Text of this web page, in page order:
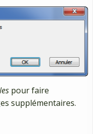
pour faire
supplémentaires.